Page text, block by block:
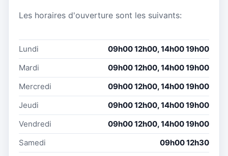
Les horaires d'ouverture sont les suivants:
Lundi
09h00 12h00, 14h00 19h00
Mardi
09h00 12h00, 14h00 19h00
Mercredi
09h00 12h00, 14h00 19h00
Jeudi
09h00 12h00, 14h00 19h00
Vendredi
09h00 12h00, 14h00 19h00
Samedi
09h00 12h30